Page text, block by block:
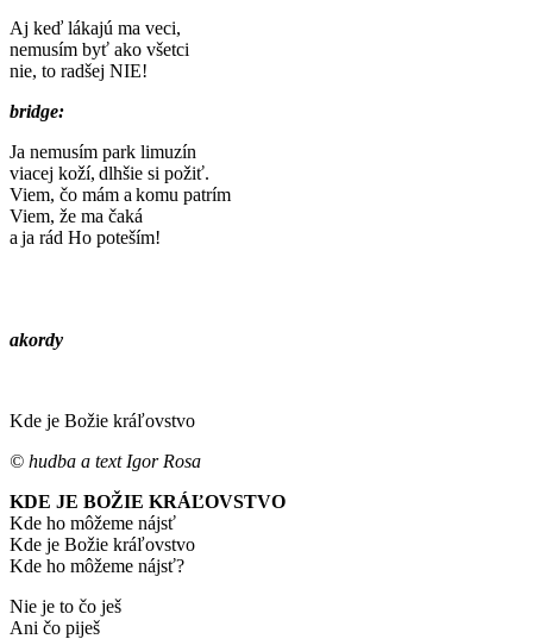
Aj keď lákajú ma veci,
nemusím byť ako všetci
nie, to radšej NIE!
bridge:
Ja nemusím park limuzín
viacej koží, dlhšie si požiť.
Viem, čo mám a komu patrím
Viem, že ma čaká
a ja rád Ho poteším!
akordy
Kde je Božie kráľovstvo
© hudba a text Igor Rosa
KDE JE BOŽIE KRÁĽOVSTVO
Kde ho môžeme nájsť
Kde je Božie kráľovstvo
Kde ho môžeme nájsť?
Nie je to čo ješ
Ani čo piješ